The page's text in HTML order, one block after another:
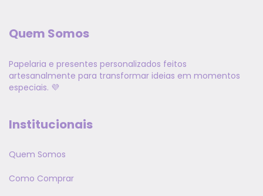
Quem Somos
Papelaria e presentes personalizados feitos
artesanalmente para transformar ideias em momentos
especiais. 💜
Institucionais
Quem Somos
Como Comprar